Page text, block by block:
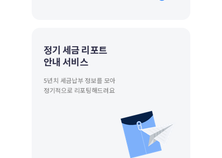
정기 세금 리포트
안내 서비스
5년치 세금납부 정보를 모아
정기적으로 리포팅해드려요